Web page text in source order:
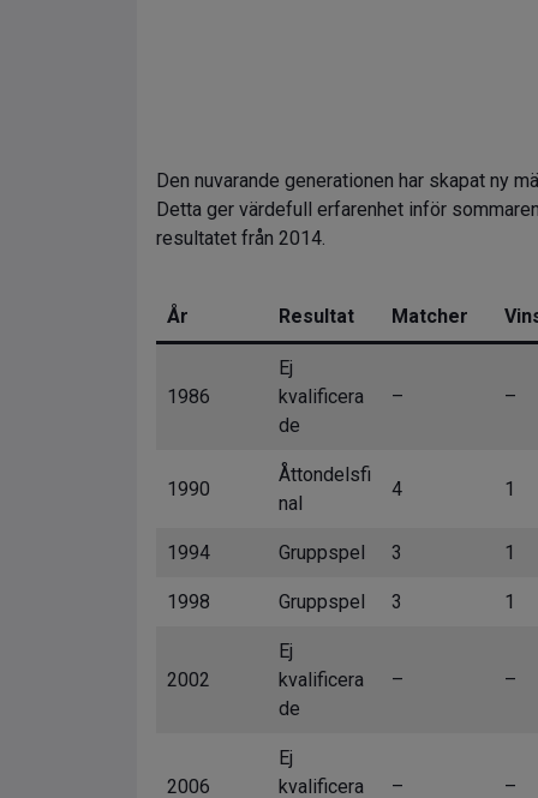
Den nuvarande generationen har skapat ny
Detta ger värdefull erfarenhet inför
resultatet från 2014.
År Resultat Matcher
1986
Ej
kvalificera
de
– –
1990
Åttondelsfi
nal
4 1
1994 Gruppspel 3 1
1998 Gruppspel 3 1
2002
Ej
kvalificera
de
– –
2006
Ej
kvalificera
– –